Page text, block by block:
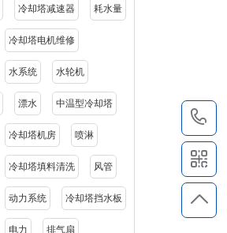
冷却塔减速器 耗水量
冷却塔电机维修
水系统 水轮机
漂水 中温型冷却塔
冷却塔机房 喷淋
冷却塔填料清洗 风管
动力系统 冷却塔挡水板
电力 排气扇